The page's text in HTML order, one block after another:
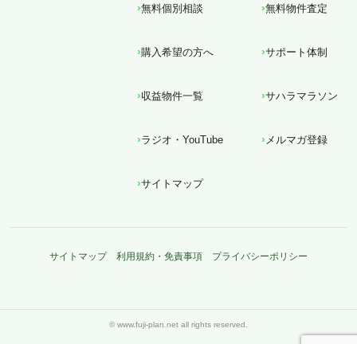
無料個別相談 無料物件査定
購入希望の方へ サポート体制
収益物件一覧 サハラマラソン
ラジオ・YouTube メルマガ登録
サイトマップ
サイトマップ 利用規約・免責事項 プライバシーポリシー